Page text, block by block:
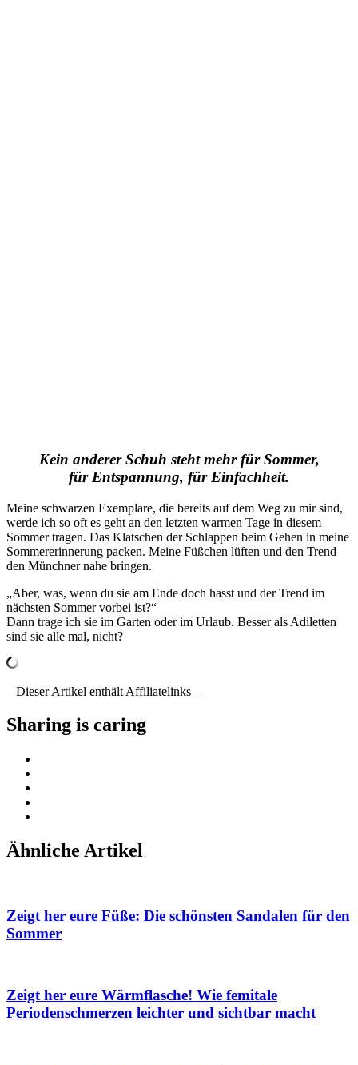
Kein anderer Schuh steht mehr für Sommer,
für Entspannung, für Einfachheit.
Meine schwarzen Exemplare, die bereits auf dem Weg zu mir sind,
werde ich so oft es geht an den letzten warmen Tage in diesem
Sommer tragen. Das Klatschen der Schlappen beim Gehen in meine
Sommererinnerung packen. Meine Füßchen lüften und den Trend
den Münchner nahe bringen.
„Aber, was, wenn du sie am Ende doch hasst und der Trend im
nächsten Sommer vorbei ist?“
Dann trage ich sie im Garten oder im Urlaub. Besser als Adiletten
sind sie alle mal, nicht?
– Dieser Artikel enthält Affiliatelinks –
Sharing is caring
Ähnliche Artikel
Zeigt her eure Füße: Die schönsten Sandalen für den
Sommer
Zeigt her eure Wärmflasche! Wie femitale
Periodenschmerzen leichter und sichtbar macht